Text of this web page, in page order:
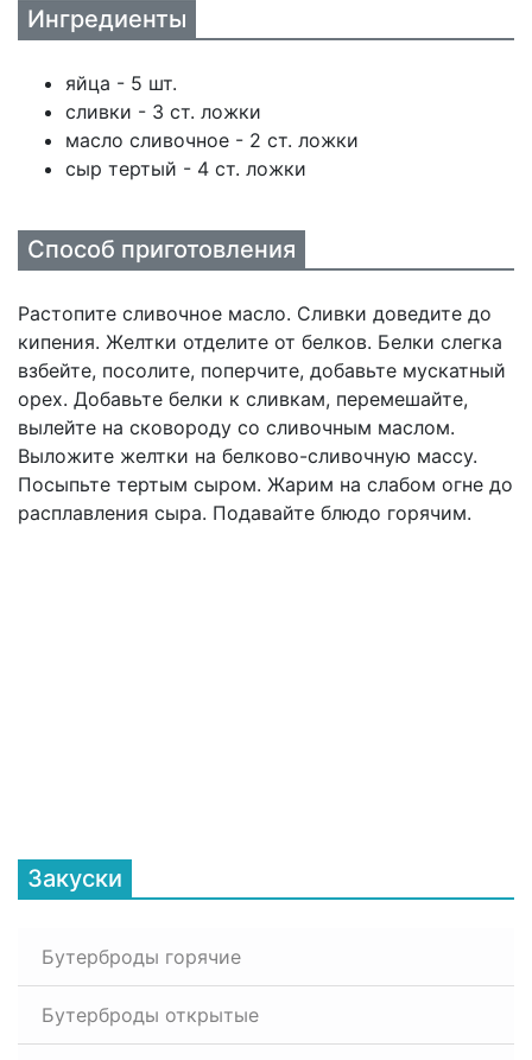
Ингредиенты
яйца - 5 шт.
сливки - 3 ст. ложки
масло сливочное - 2 ст. ложки
сыр тертый - 4 ст. ложки
Способ приготовления
Растопите сливочное масло. Сливки доведите до
кипения. Желтки отделите от белков. Белки слегка
взбейте, посолите, поперчите, добавьте мускатный
орех. Добавьте белки к сливкам, перемешайте,
вылейте на сковороду со сливочным маслом.
Выложите желтки на белково-сливочную массу.
Посыпьте тертым сыром. Жарим на слабом огне до
расплавления сыра. Подавайте блюдо горячим.
Закуски
Бутерброды горячие
Бутерброды открытые